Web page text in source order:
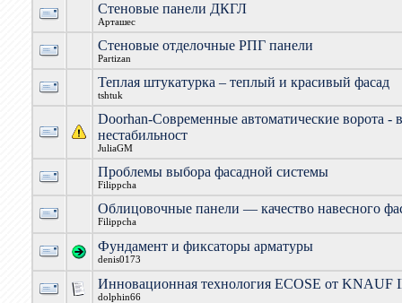
Стеновые панели ДКГЛ
Арташес
Стеновые отделочные РПГ панели
Partizan
Теплая штукатурка – теплый и красивый фасад
tshtuk
Doorhan-Современные автоматические ворота -
нестабильност
JuliaGM
Проблемы выбора фасадной системы
Filippcha
Облицовочные панели — качество навесного
Filippcha
Фундамент и фиксаторы арматуры
denis0173
Инновационная технология ECOSE от KNAUF
dolphin66